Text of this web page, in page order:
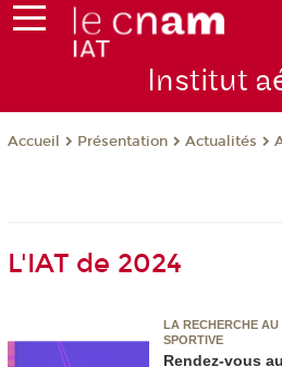
Institut
Accueil Présentation Actualités
L'IAT de 2024
LA RECHERCHE
SPORTIVE
Rendez-vous